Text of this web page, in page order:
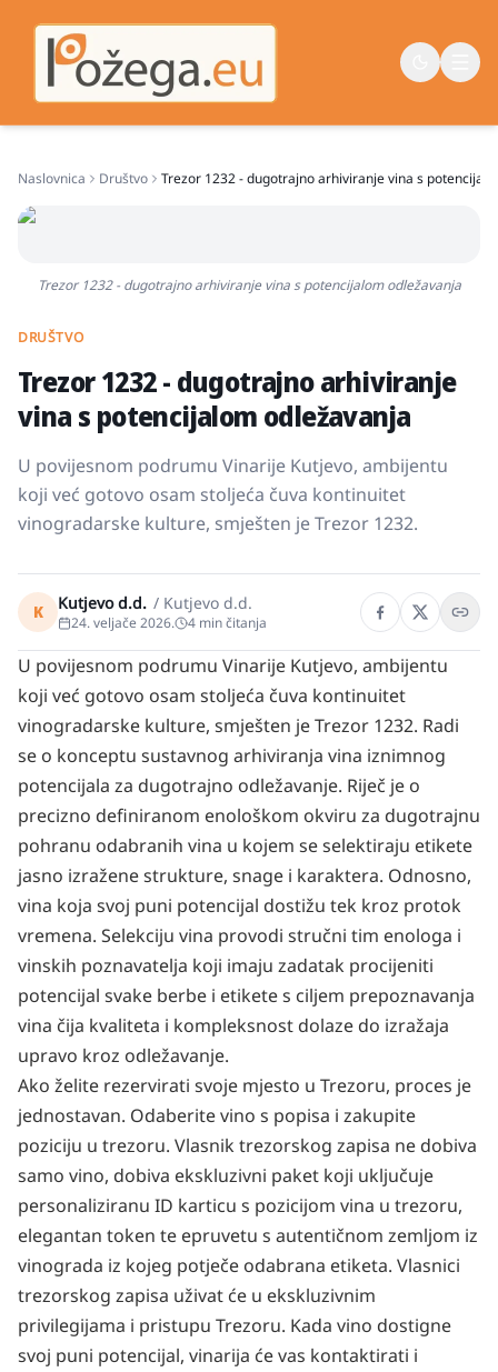
Život
Naslovnica Društvo Trezor 1232 - dugotrajno arhiviranje vina s
Trezor 1232 - dugotrajno arhiviranje vina s potencijalom odležavanja
DRUŠTVO
Trezor 1232 - dugotrajno arhiviranje
vina s potencijalom odležavanja
U povijesnom podrumu Vinarije Kutjevo, ambijentu
koji već gotovo osam stoljeća čuva kontinuitet
vinogradarske kulture, smješten je Trezor 1232.
K Kutjevo d.d. / Kutjevo d.d.
24. veljače 2026. 4 min čitanja
U povijesnom podrumu Vinarije Kutjevo, ambijentu
koji već gotovo osam stoljeća čuva kontinuitet
vinogradarske kulture, smješten je Trezor 1232. Radi
se o konceptu sustavnog arhiviranja vina iznimnog
potencijala za dugotrajno odležavanje. Riječ je o
precizno definiranom enološkom okviru za dugotrajnu
pohranu odabranih vina u kojem se selektiraju etikete
jasno izražene strukture, snage i karaktera. Odnosno,
vina koja svoj puni potencijal dostižu tek kroz protok
vremena. Selekciju vina provodi stručni tim enologa i
vinskih poznavatelja koji imaju zadatak procijeniti
potencijal svake berbe i etikete s ciljem prepoznavanja
vina čija kvaliteta i kompleksnost dolaze do izražaja
upravo kroz odležavanje.
Ako želite rezervirati svoje mjesto u Trezoru, proces je
jednostavan. Odaberite vino s popisa i zakupite
poziciju u trezoru. Vlasnik trezorskog zapisa ne dobiva
samo vino, dobiva ekskluzivni paket koji uključuje
personaliziranu ID karticu s pozicijom vina u trezoru,
elegantan token te epruvetu s autentičnom zemljom iz
vinograda iz kojeg potječe odabrana etiketa. Vlasnici
trezorskog zapisa uživat će u ekskluzivnim
privilegijama i pristupu Trezoru. Kada vino dostigne
svoj puni potencijal, vinarija će vas kontaktirati i